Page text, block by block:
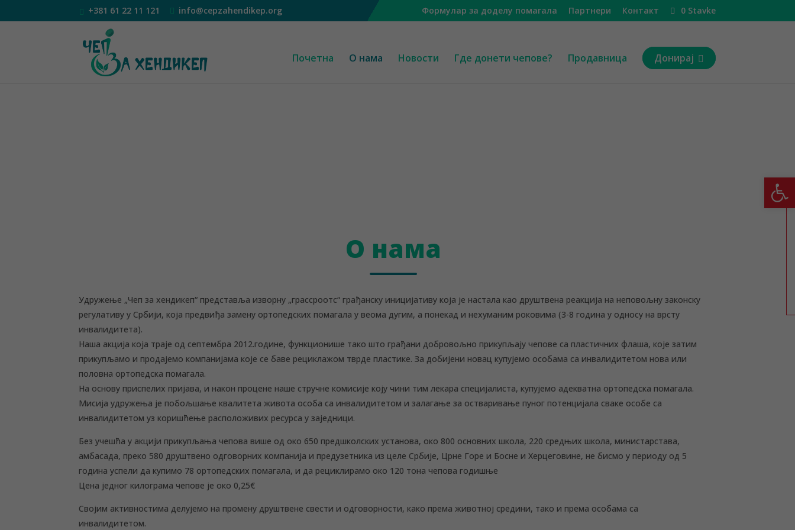
+381 61 22 11 121 info@cepzahendikep.org Формулар за доделу помагала Партнери Контакт 0 Stavke
Почетна О нама Новости Где донети чепове? Продавница Донирај
О нама
Удружење „Чеп за хендикеп“ представља изворну „грассроотс“ грађанску иницијативу која је настала као друштвена реакција на неповољну законску
регулативу у Србији, која предвиђа замену ортопедских помагала у веома дугим, а понекад и нехуманим роковима (3-8 година у односу на врсту
инвалидитета).
Наша акција која траје од септембра 2012.године, функционише тако што грађани добровољно прикупљају чепове са пластичних флаша, које затим
прикупљамо и продајемо компанијама које се баве рециклажом тврде пластике. За добијени новац купујемо особама са инвалидитетом нова или
половна ортопедска помагала.
На основу приспелих пријава, и након процене наше стручне комисије коју чини тим лекара специјалиста, купујемо адекватна ортопедска помагала.
Мисија удружења је побољшање квалитета живота особа са инвалидитетом и залагање за остваривање пуног потенцијала сваке особе са
инвалидитетом уз коришћење расположивих ресурса у заједници.
Без учешћа у акцији прикупљања чепова више од око 650 предшколских установа, око 800 основних школа, 220 средњих школа, министарстава,
амбасада, преко 580 друштвено одговорних компанија и предузетника из целе Србије, Црне Горе и Босне и Херцеговине, не бисмо у периоду од 5
година успели да купимо 78 ортопедских помагала, и да рециклирамо око 120 тона чепова годишње
Цена једног килограма чепове је око 0,25€
Својим активностима делујемо на промену друштвене свести и одговорности, како према животној средини, тако и према особама са
инвалидитетом.